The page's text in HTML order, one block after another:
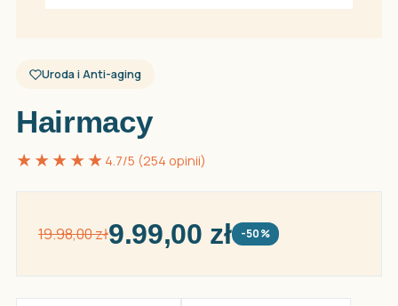
Uroda i Anti-aging
Hairmacy
★★★★★ 4.7/5 (254 opinii)
19.98,00 zł9.99,00 zł -50%